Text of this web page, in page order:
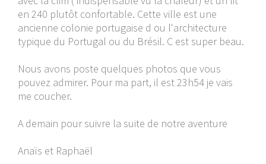
en 240 plutôt confortable. Cette ville est une
ancienne colonie portugaise d ou l'architecture
typique du Portugal ou du Brésil. C est super beau.
Nous avons poste quelques photos que vous
pouvez admirer. Pour ma part, il est 23h54 je vais
me coucher.
A demain pour suivre la suite de notre aventure
Anaïs et Raphaël